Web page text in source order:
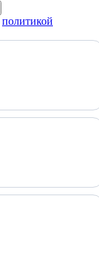
политикой